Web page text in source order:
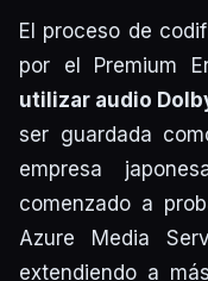
El proceso de
por el Premium
utilizar audio
ser guardada
empresa
comenzado a
Azure Media
extendiendo a